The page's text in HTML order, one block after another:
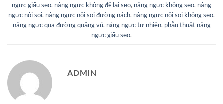
ngực giấu sẹo, nâng ngực không để lại sẹo, nâng ngực không sẹo, nâng
ngực nội soi, nâng ngực nội soi đường nách, nâng ngực nội soi không sẹo,
nâng ngực qua đường quầng vú, nâng ngực tự nhiên, phẫu thuật nâng
ngực giấu sẹo.
ADMIN